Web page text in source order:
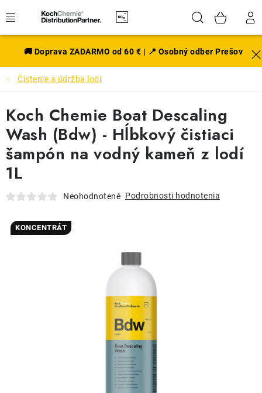
na
Hľadať
EXTERIÉR
DISKY A PNEU
INTERIÉR
PRÍSLUŠENSTVO
VÝHODNÉ SADY
NOVINKY V SORTIMENTE
🚚 Doprava ZADARMO od 60 € | 📍 Osobný odber Prešov
Čistenie a údržba lodí
Koch Chemie Boat Descaling
Wash (Bdw) - Hĺbkový čistiaci
šampón na vodný kameň z lodí
1L
Neohodnotené Podrobnosti hodnotenia
KONCENTRÁT